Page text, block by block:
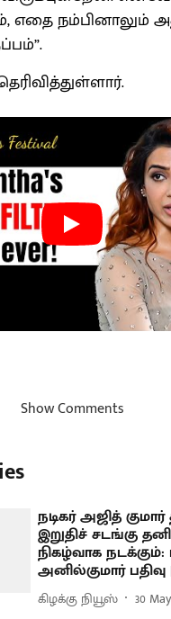
எதை நம்பினாலும்
Show Comments
நடிகர் அஜித்
இறுதிச் சடங்கு
நிகழ்வாக
அனில்குமார் பதிவு
கிழக்கு நியூஸ் 30